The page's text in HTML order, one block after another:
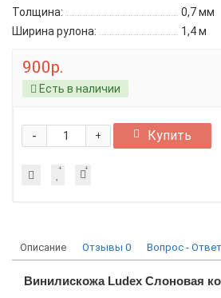
Толщина:
0,7 мм
Ширина рулона:
1,4 м
900р.
Есть в наличии
+
- Купить
Описание Отзывы 0 Вопрос - Ответ
Винилискожа Ludex Слоновая